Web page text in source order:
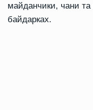
майданчики, чани та
байдарках.